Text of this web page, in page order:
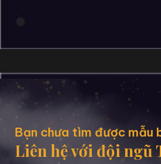
Bạn chưa tìm được mẫu
Liên hệ với đội ngũ